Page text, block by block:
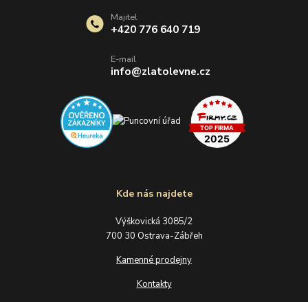
Kde nás najdete
Výškovická 3085/2
700 30 Ostrava-Zábřeh
Kamenné prodejny
Kontakty
Majitel
+420 776 640 719
E-mail
info@zlatolevne.cz